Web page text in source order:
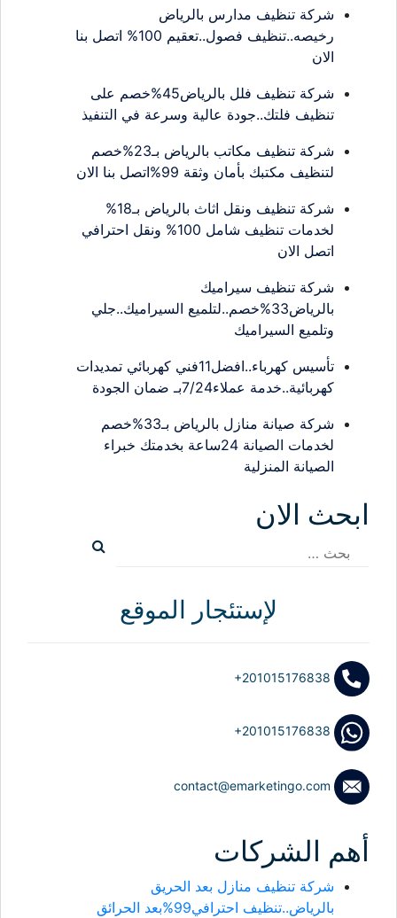
شركة تنظيف مدارس بالرياض
رخيصه..تنظيف فصول..تعقيم 100% اتصل بنا
الان
شركة تنظيف فلل بالرياض45%خصم على
تنظيف فلتك..جودة عالية وسرعة في التنفيذ
شركة تنظيف مكاتب بالرياض بـ23%خصم
لتنظيف مكتبك بأمان وثقة 99%اتصل بنا الان
شركة تنظيف ونقل اثاث بالرياض بـ18%
لخدمات تنظيف شامل 100% ونقل احترافي
اتصل الان
شركة تنظيف سيراميك
بالرياض33%خصم..لتلميع السيراميك..جلي
وتلميع السيراميك
تأسيس كهرباء..افضل11فني كهربائي تمديدات
كهربائية..خدمة عملاء7/24بـ ضمان الجودة
شركة صيانة منازل بالرياض بـ33%خصم
لخدمات الصيانة 24ساعة بخدمتك خبراء
الصيانة المنزلية
ابحث الان
البحث
لإستئجار الموقع
+201015176838
+201015176838
contact@emarketingo.com
أهم الشركات
شركة تنظيف منازل بعد الحريق
بالرياض..تنظيف احترافي99%بعد الحرائق